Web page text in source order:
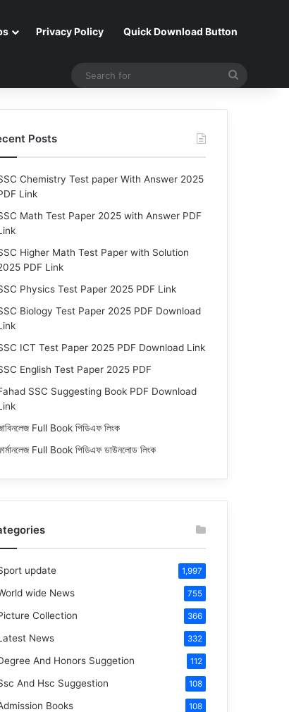
Privacy Policy Quick Download Button
Posts
Chemistry Test paper With Answer 2025
Link
Math Test Paper 2025 with Answer PDF
Higher Math Test Paper with Solution
PDF Link
Physics Test Paper 2025 PDF Link
Biology Test Paper 2025 PDF Download
ICT Test Paper 2025 PDF Download Link
English Test Paper 2025 PDF
SSC Suggesting Book PDF Download
Full Book পিডিএফ লিংক
Full Book পিডিএফ ডাউনলোড লিংক
update 1,997
wide News 755
Collection 366
News 332
And Honors Suggetion 112
And Hsc Suggestion 108
Books 108